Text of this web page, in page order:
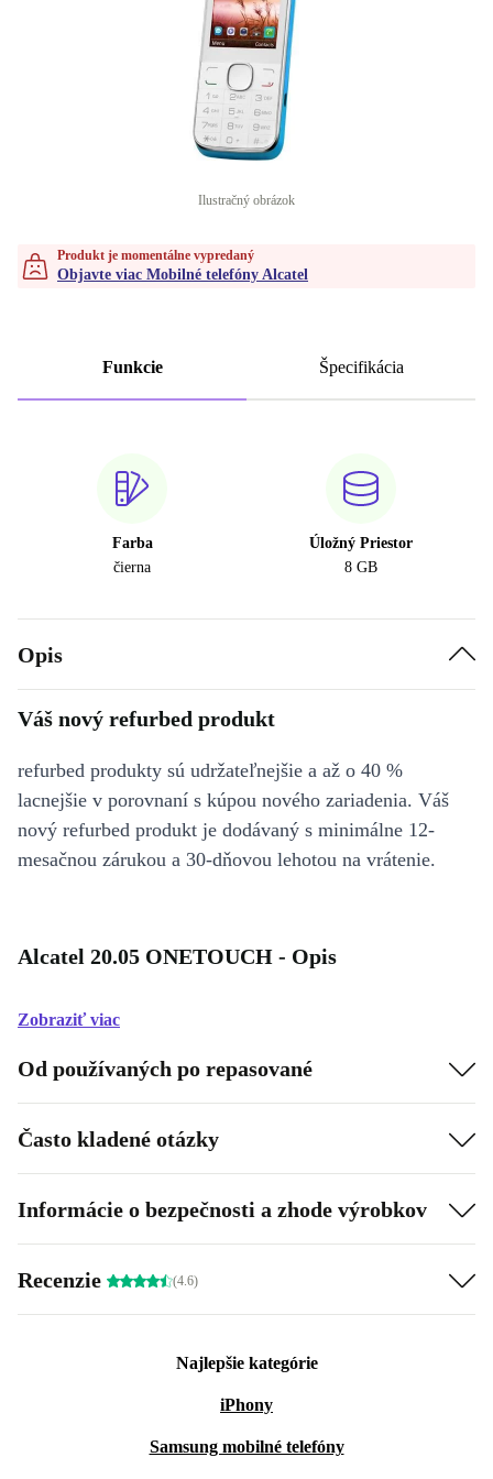
Ilustračný obrázok
Produkt je momentálne vypredaný
Objavte viac Mobilné telefóny Alcatel
Funkcie Špecifikácia
Farba
čierna
Úložný Priestor
8 GB
Opis
Váš nový refurbed produkt
refurbed produkty sú udržateľnejšie a až o 40 %
lacnejšie v porovnaní s kúpou nového zariadenia. Váš
nový refurbed produkt je dodávaný s minimálne 12-
mesačnou zárukou a 30-dňovou lehotou na vrátenie.
Alcatel 20.05 ONETOUCH - Opis
Zobraziť viac
Od používaných po repasované
Často kladené otázky
Informácie o bezpečnosti a zhode výrobkov
Recenzie (4.6)
Najlepšie kategórie
iPhony
Samsung mobilné telefóny